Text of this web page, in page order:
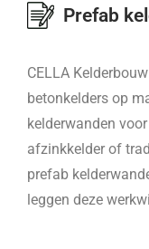
Prefab
CELLA
betonkelders op
kelderwanden
afzinkkelder of
prefab
leggen deze